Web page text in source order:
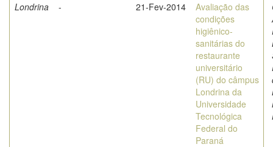
Londrina - 21-Fev-2014
Avaliação das
condições
higiênico-
sanitárias do
restaurante
universitário
(RU) do câmpus
Londrina da
Universidade
Tecnológica
Federal do
Paraná